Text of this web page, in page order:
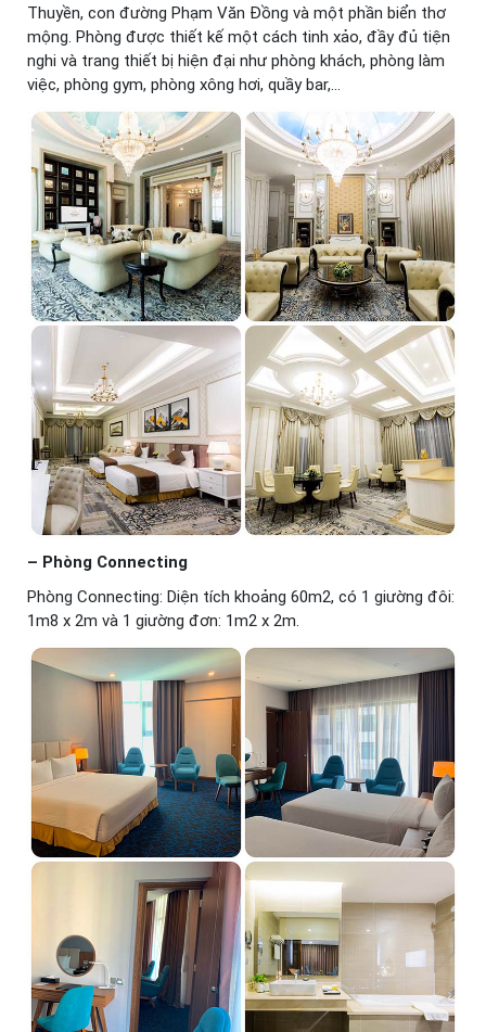
Thuyền, con đường Phạm Văn Đồng và một phần biển thơ
mộng. Phòng được thiết kế một cách tinh xảo, đầy đủ tiện
nghi và trang thiết bị hiện đại như phòng khách, phòng làm
việc, phòng gym, phòng xông hơi, quầy bar,…
– Phòng Connecting
Phòng Connecting: Diện tích khoảng 60m2, có 1 giường đôi:
1m8 x 2m và 1 giường đơn: 1m2 x 2m.